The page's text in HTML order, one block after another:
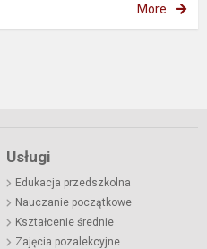
More
Usługi
Edukacja przedszkolna
Nauczanie początkowe
Kształcenie średnie
Zajęcia pozalekcyjne